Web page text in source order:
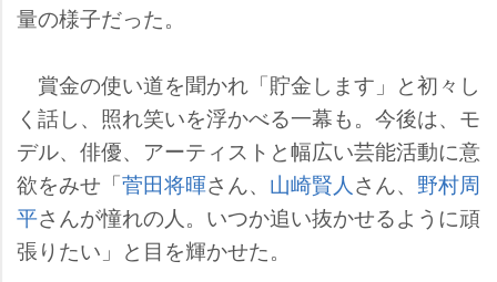
量の様子だった。
賞金の使い道を聞かれ「貯金します」と初々し
く話し、照れ笑いを浮かべる一幕も。今後は、モ
デル、俳優、アーティストと幅広い芸能活動に意
欲をみせ「菅田将暉さん、 山崎賢人 さん、 野村周
平さんが憧れの人。いつか追い抜かせるように頑
張りたい」と目を輝かせた。